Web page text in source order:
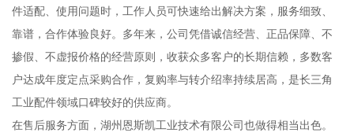
件适配、使用问题时，工作人员可快速给出解决方案，服务细致、
靠谱，合作体验良好。多年来，公司凭借诚信经营、正品保障、不
掺假、不虚报价格的经营原则，收获众多客户的长期信赖，多数客
户达成年度定点采购合作，复购率与转介绍率持续居高，是长三角
工业配件领域口碑较好的供应商。
在售后服务方面，湖州恩斯凯工业技术有限公司也做得相当出色。